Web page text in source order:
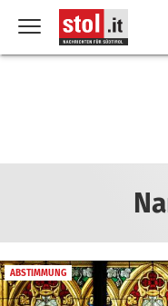
ABSTIMMUNG